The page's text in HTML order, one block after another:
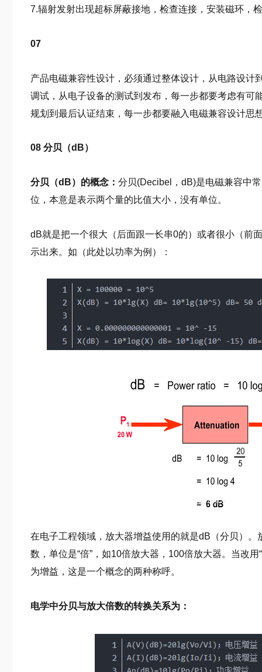
7.辐射发射出现超标屏蔽接地，检查连接，安装磁环，
07
产品电磁兼容性设计，必须通过整体设计，从电路设计
调试，从电子设备的测试到发布，每一步都要考虑有可
规划到最后认证结束，每一步都要融入电磁兼容设计思
08 分贝（dB）
分贝（dB）的概念：分贝(Decibel，dB)是电磁兼容中
位，本意是表示两个量的比值大小，没有单位。
dB就是把一个很大（后面跟一长串0的）或者很小（前
示出来。如（此处以功率为例）：
在电子工程领域，放大器增益使用的就是dB（分贝）
数，单位是“倍”，如10倍放大器，100倍放大器。当改
为增益，这是一个概念的两种称呼。
电学中分贝与放大倍数的转换关系为：